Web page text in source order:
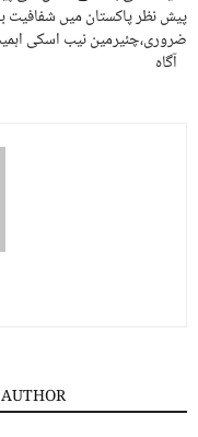
پیش نظر پاکستان میں شفافیت
ضروری،چئیرمین نیب اسکی